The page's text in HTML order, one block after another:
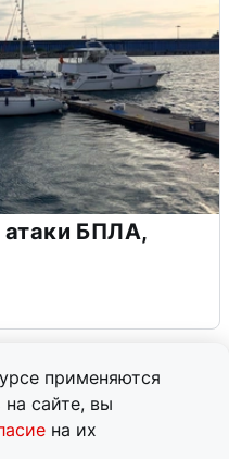
применяются
сайте, вы
на их
атаки БПЛА,